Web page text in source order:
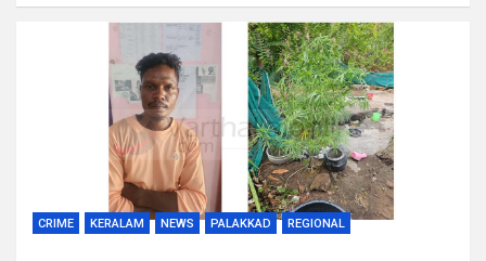
CRIME KERALAM NEWS PALAKKAD REGIONAL